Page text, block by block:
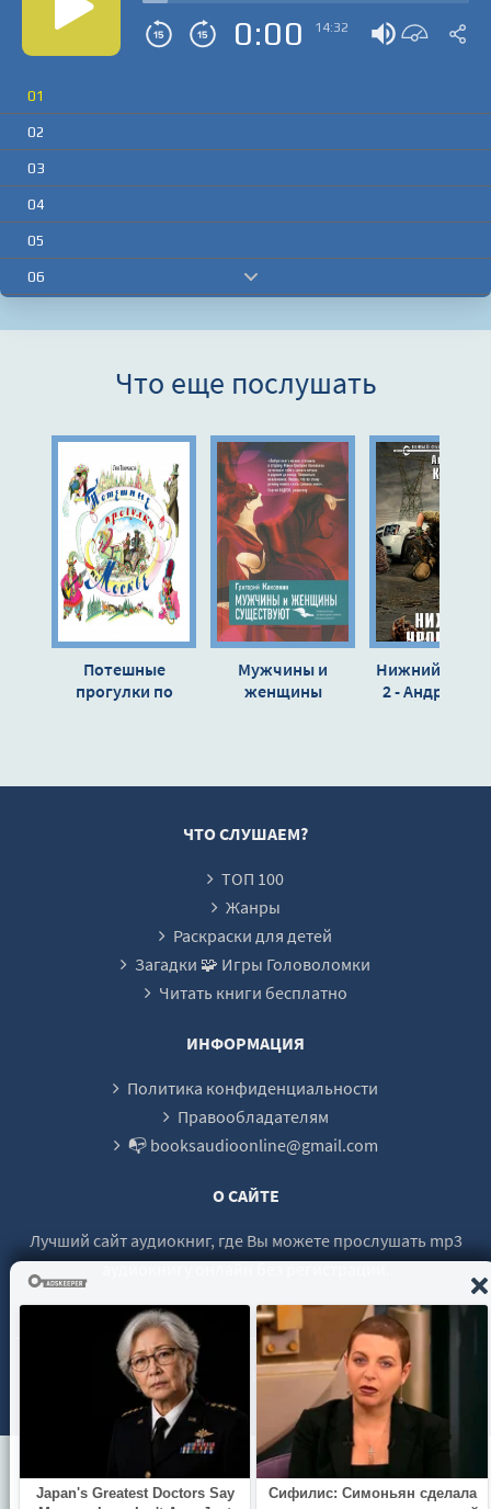
0:00 14:32
01
02
03
04
05
06
20
Что еще послушать
Потешные
прогулки по
Мужчины и
женщины
Нижний
2 - Андрей
ЧТО СЛУШАЕМ?
ТОП 100
Жанры
Раскраски для детей
Загадки 🧩 Игры Головоломки
Читать книги бесплатно
ИНФОРМАЦИЯ
Политика конфиденциальности
Правообладателям
📭 booksaudioonline@gmail.com
О САЙТЕ
Лучший сайт аудиокниг, где Вы можете прослушать mp3
© 2021 - 2026 booksaudio-online.com Все права защищены.